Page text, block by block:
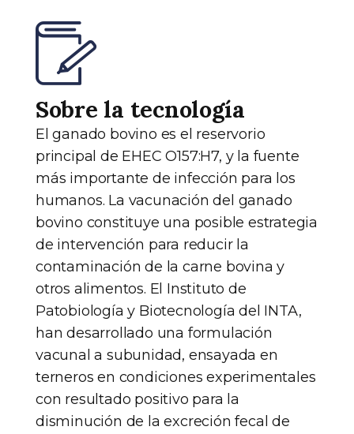
Sobre la tecnología
El ganado bovino es el reservorio
principal de EHEC O157:H7, y la fuente
más importante de infección para los
humanos. La vacunación del ganado
bovino constituye una posible estrategia
de intervención para reducir la
contaminación de la carne bovina y
otros alimentos. El Instituto de
Patobiología y Biotecnología del INTA,
han desarrollado una formulación
vacunal a subunidad, ensayada en
terneros en condiciones experimentales
con resultado positivo para la
disminución de la excreción fecal de